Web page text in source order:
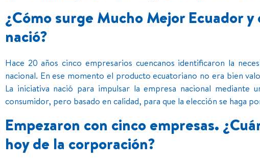
¿Cómo surge Mucho Mejor Ecuador
nació?
Hace 20 años cinco empresarios cuencanos identificaron la
nacional. En ese momento el producto ecuatoriano no era bien
La iniciativa nació para impulsar la empresa nacional
consumidor, pero basado en calidad, para que la elección se haga
Empezaron con cinco empresas.
hoy de la corporación?